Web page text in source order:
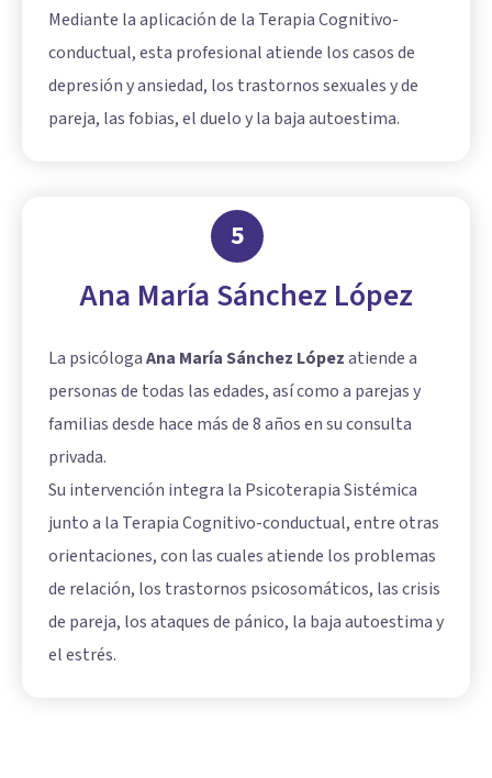
Mediante la aplicación de la Terapia Cognitivo-
conductual, esta profesional atiende los casos de
depresión y ansiedad, los trastornos sexuales y de
pareja, las fobias, el duelo y la baja autoestima.
5
Ana María Sánchez López
La psicólogaAna María Sánchez Lópezatiende a
personas de todas las edades, así como a parejas y
familias desde hace más de 8 años en su consulta
privada.
Su intervención integra la Psicoterapia Sistémica
junto a la Terapia Cognitivo-conductual, entre otras
orientaciones, con las cuales atiende los problemas
de relación, los trastornos psicosomáticos, las crisis
de pareja, los ataques de pánico, la baja autoestima y
el estrés.